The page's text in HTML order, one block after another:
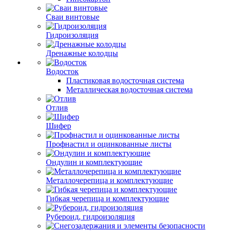
Сваи винтовые
Гидроизоляция
Дренажные колодцы
Водосток
Пластиковая водосточная система
Металлическая водосточная система
Отлив
Шифер
Профнастил и оцинкованные листы
Ондулин и комплектующие
Металлочерепица и комплектующие
Гибкая черепица и комплектующие
Рубероид, гидроизоляция